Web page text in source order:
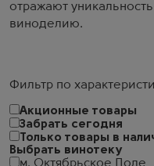
Фильтр по
Акционные товары
Забрать сегодня
Только товары в
Выбрать винотеку
отражают
виноделию.